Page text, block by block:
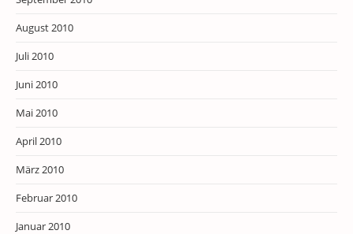
August 2010
Juli 2010
Juni 2010
Mai 2010
April 2010
März 2010
Februar 2010
Januar 2010